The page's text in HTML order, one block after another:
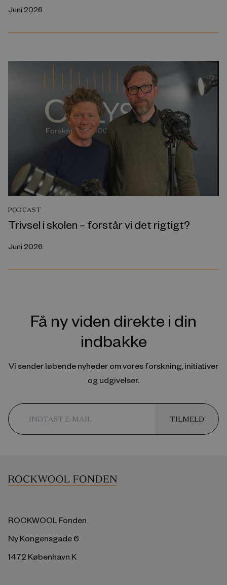
Juni 2026
PODCAST
Trivsel i skolen – forstår vi det rigtigt?
Juni 2026
Få ny viden direkte i din
indbakke
Vi sender løbende nyheder om vores forskning, initiativer
og udgivelser.
TILMELD
ROCKWOOL Fonden
Ny Kongensgade 6
1472 København K